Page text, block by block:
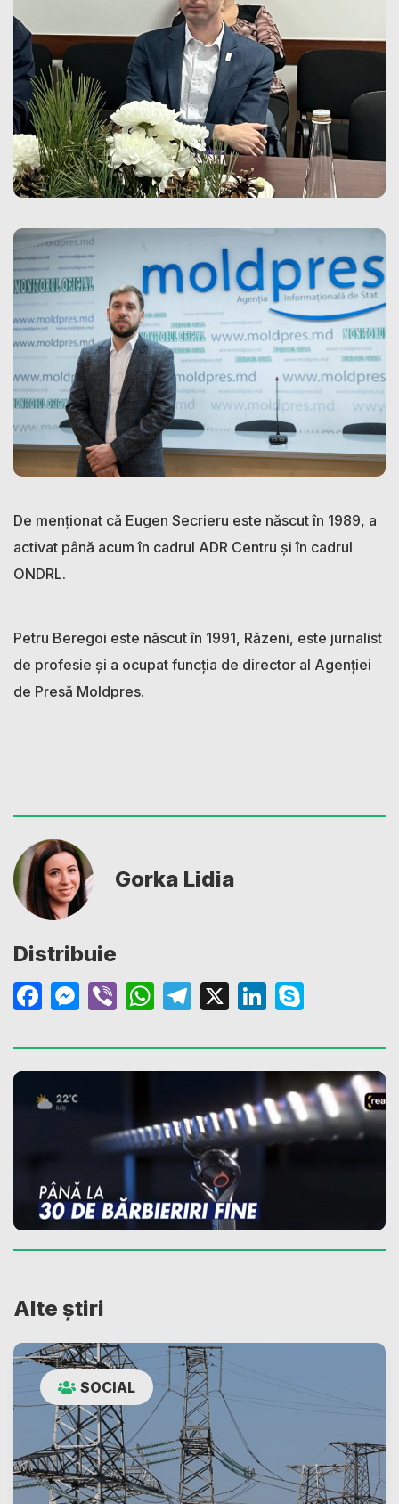
De menționat că Eugen Secrieru este născut în 1989, a
activat până acum în cadrul ADR Centru și în cadrul
ONDRL.
Petru Beregoi este născut în 1991, Răzeni, este jurnalist
de profesie și a ocupat funcția de director al Agenției
de Presă Moldpres.
Gorka Lidia
Distribuie
Facebook
Messenger
ViberWhatsApp
Telegram
X LinkedIn
Alte știri
SOCIAL